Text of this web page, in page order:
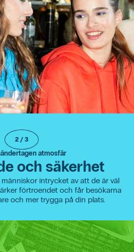
2 / 3
atmosfär
och säkerhet
intrycket av att de är väl
förtroendet och får besökarna
och mer trygga på din plats.